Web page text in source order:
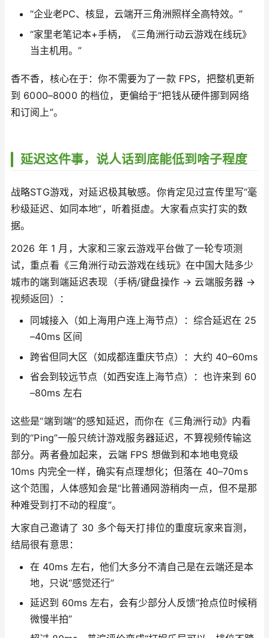
“企业老PC、核显，云端开三角洲照样全高特效。”
“家里老笔记本+手柄，《三角洲行动云游戏在线玩》
当主机用。”
香不香，核心在于：你不需要为了一款 FPS，把整机更新
到 6000–8000 的档位，更偏给于“把钱从硬件挪到网络
和订阅上”。
延迟这件事，说人话到底能低到啥子程度
战略STG游戏，对延迟极其敏感。你肯定见过宣传里写“毫
秒级延迟、如同本地”，听着挺虚。大家看点实打实的数
据。
2026 年 1 月，大家和三家云游戏平台做了一轮专项测
试，重点看《三角洲行动云游戏在线玩》在中国大陆多少
城市的端到端延迟表现（手柄/键盘操作 → 云端服务器 →
视频返回）：
同城接入（如上海用户连上海节点）：综合延迟在 25
–40ms 区间
跨省但同大区（如成都连重庆节点）：大约 40–60ms
省会到较远节点（如西安连上海节点）：也许来到 60
–80ms 左右
这些是“端到端”的感知延迟，而你在《三角洲行动》内看
到的“Ping”一般只统计游戏服务器延迟，不算视频传输这
部分。两者叠加起来，云端 FPS 想做到和本地电竞级
10ms 内完全一样，确实有点理想化；但落在 40–70ms
这个范围，人体感知会是“比普通网游稍肉一点，但不是那
种难受到打不动的程度”。
大家自己邀请了 30 多个每天打排位的重度玩家来盲测，
结局很有意思：
在 40ms 左右，他们大多分不清自己是在云端还是本
地，只说“感觉还行”
延迟到 60ms 左右，会有少部分人反馈“抢点位时候稍
微慢半拍”